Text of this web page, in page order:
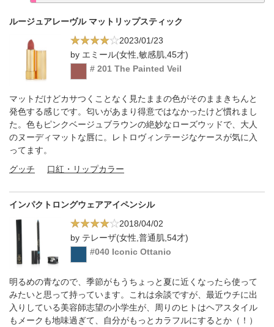
ルージュアレーヴル マットリップスティック
2023/01/23
by エミール(女性,敏感肌,45才)
# 201 The Painted Veil
マットだけどカサつくことなく見たままの色がそのままきちんと
発色する感じです。匂いがあまり得意ではなかったけど慣れまし
た。色もピンクベージュブラウンの絶妙なローズウッドで、大人
のヌーディマットな唇に。レトロヴィンテージなケースが気に入
ってます。
グッチ
口紅・リップカラー
インパクトロングウェアアイペンシル
2018/04/02
by テレーザ(女性,普通肌,54才)
#040 Iconic Ottanio
明るめの青なので、季節がもうちょっと夏に近くなったら使って
みたいと思って持っています。これは余談ですが、最近ウチに出
入りしている美容師志望の小学生が、周りのヒトはヘアスタイル
もメークも地味過ぎて、自分がもっとカラフルにするとか（！）